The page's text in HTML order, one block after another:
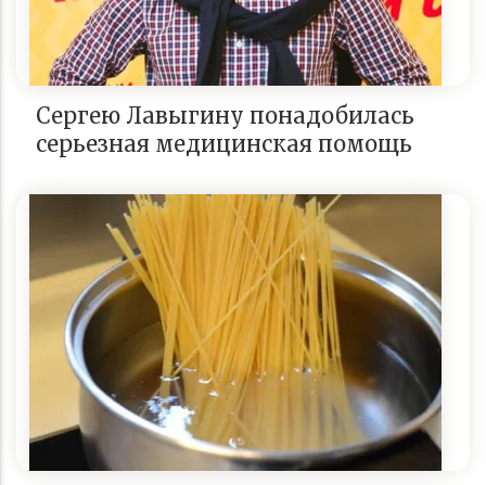
Сергею Лавыгину понадобилась
серьезная медицинская помощь